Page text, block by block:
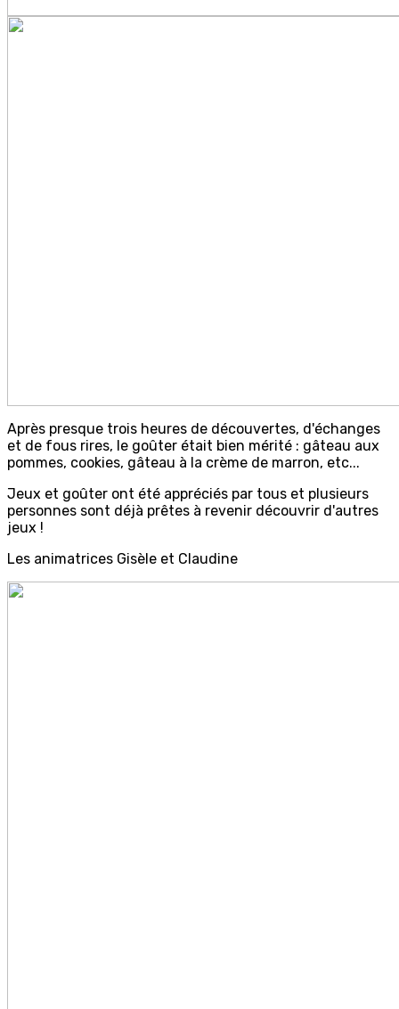
Après presque trois heures de découvertes, d'échanges
et de fous rires, le goûter était bien mérité : gâteau aux
pommes, cookies, gâteau à la crème de marron, etc...
Jeux et goûter ont été appréciés par tous et plusieurs
personnes sont déjà prêtes à revenir découvrir d'autres
jeux !
Les animatrices Gisèle et Claudine